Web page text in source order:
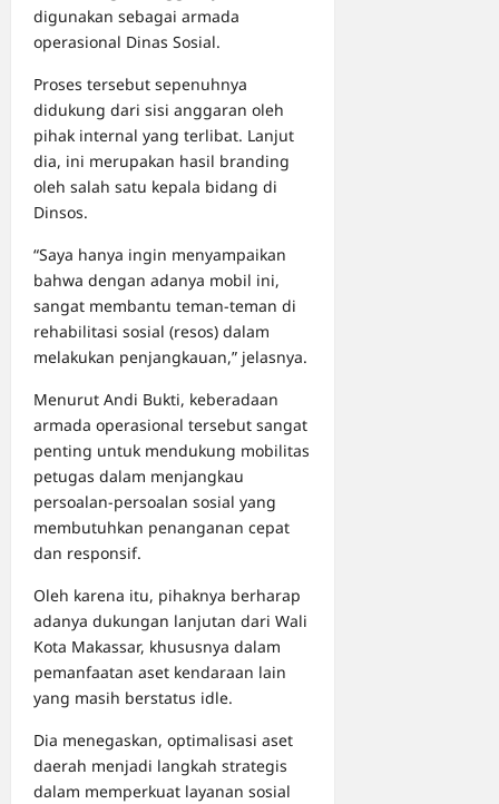
digunakan sebagai armada
operasional Dinas Sosial.
Proses tersebut sepenuhnya
didukung dari sisi anggaran oleh
pihak internal yang terlibat. Lanjut
dia, ini merupakan hasil branding
oleh salah satu kepala bidang di
Dinsos.
“Saya hanya ingin menyampaikan
bahwa dengan adanya mobil ini,
sangat membantu teman-teman di
rehabilitasi sosial (resos) dalam
melakukan penjangkauan,” jelasnya.
Menurut Andi Bukti, keberadaan
armada operasional tersebut sangat
penting untuk mendukung mobilitas
petugas dalam menjangkau
persoalan-persoalan sosial yang
membutuhkan penanganan cepat
dan responsif.
Oleh karena itu, pihaknya berharap
adanya dukungan lanjutan dari Wali
Kota Makassar, khususnya dalam
pemanfaatan aset kendaraan lain
yang masih berstatus idle.
Dia menegaskan, optimalisasi aset
daerah menjadi langkah strategis
dalam memperkuat layanan sosial